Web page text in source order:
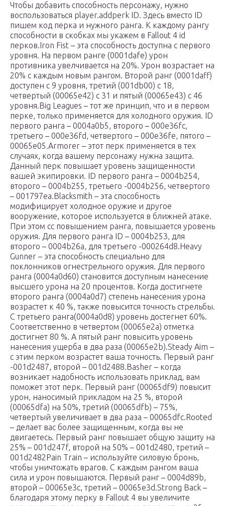
Чтобы добавить способность персонажу, нужно
воспользоваться player.addperk ID. Здесь вместо ID
пишем код перка и нужного ранга. К каждому рангу
способности в скобках мы укажем в Fallout 4 id
перков.Iron Fist – эта способность доступна с первого
уровня. На первом ранге (0001dafe) урон
противника увелчивается на 20%. Урон возрастает на
20% с каждым новым рангом. Второй ранг (0001daff)
доступен с 9 уровня, третий (001db00) с 18,
четвертый (00065e42) с 31 и пятый (00065e43) с 46
уровня.Big Leagues – тот же принцип, что и в первом
перке, только применяется для холодного оружия. ID
первого ранга – 0004a0b5, второго – 000e36fc,
третьего – 000e36fd, четвертого – 000e36fe, пятого –
00065e05.Armorer – этот перк применяется в тех
случаях, когда вашему персонажу нужна защита.
Данный перк повышает уровень защищенности
вашей экипировки. ID первого ранга – 0004b254,
второго – 0004b255, третьего -0004b256, четвертого
– 001797ea.Blacksmith – эта способность
модифицирует холодное оружие и другое
вооружение, которое используется в ближней атаке.
При этом сс повышением ранга, повышается уровень
оружия. Для первого ранга ID – 0004b253, для
второго – 0004b26a, для третьего -000264d8.Heavy
Gunner – эта способность специально для
поклонников огнестрельного оружия. Для первого
ранга (0004a0d60) становится доступным нанесение
высшего урона на 20 процентов. Когда достигнете
второго ранга (0004a0d7) степень нанесения урона
возрастет к 40 %, также повысится точность стрельбы.
С третьего ранга(0004a0d8) уровень достегнет 60%.
Соответственно в четвертом (00065e2a) отметка
достигнет 80 %. А пятый ранг повысить уровень
нанесения ущерба в два раза (00065e2b).Steady Aim –
с этим перком возрастет ваша точность. Первый ранг
-001d2487, второй – 001d2488.Basher – когда
возникает надобность использовать приклад, вам
поможет этот перк. Первый ранг (00065df9) повысит
урон, наносимый прикладом на 25 %, второй
(00065dfa) на 50%, третий (00065dfb) – 75%,
четвертый увеличивает в два раза – 00065dfc.Rooted
– делает вас более защищенным, когда вы не
двигаетесь. Первый ранг повышает общую защиту на
25% – 001d247f, второй на 50% – 001d2480, третий –
001d2482Pain Train – используйте силовую бронь,
чтобы уничтожать врагов. С каждым рангом ваша
сила и урон повышаются. Первый ранг – 0004d89b,
второй – 00065e3c, третий – 00065e3d.Strong Back –
благодаря этому перку в Fallout 4 вы увеличите